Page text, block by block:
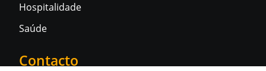
Hospitalidade
Saúde
Contacto